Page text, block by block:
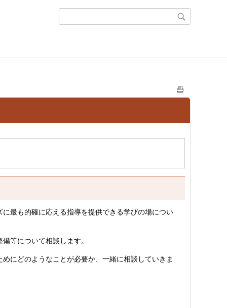
最も的確に応える指導を提供できる学びの場につい
等について相談します。
にどのようなことが必要か、一緒に相談していきま